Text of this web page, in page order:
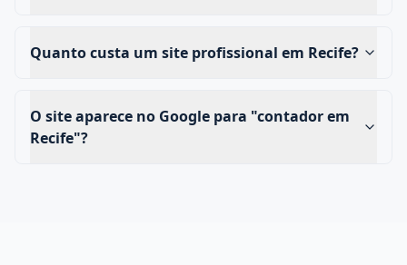
Quanto custa um site profissional em Recife?
O site aparece no Google para "contador em
Recife"?